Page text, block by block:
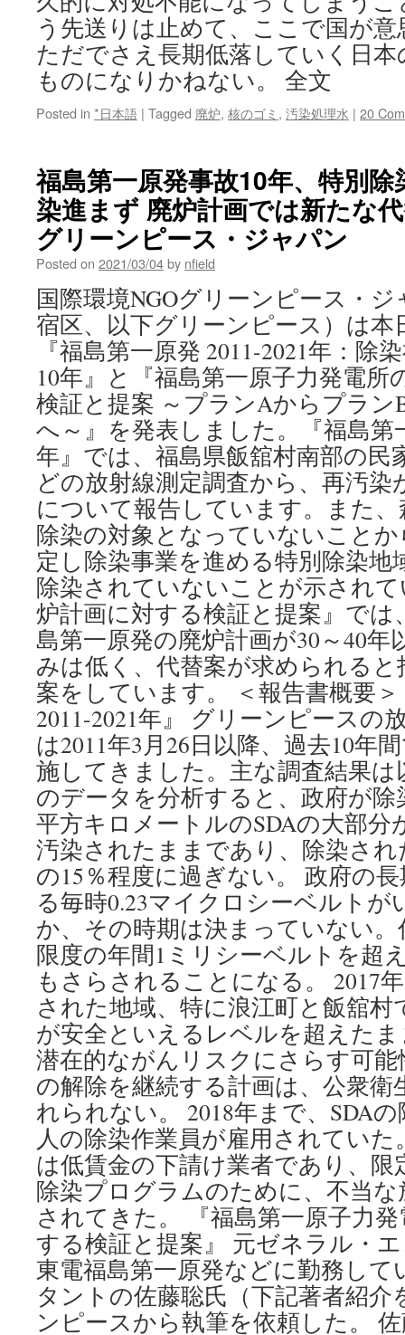
う先送りは止めて、ここで国が
ただでさえ長期低落していく日
ものになりかねない。 全文
Posted in *日本語 | Tagged 廃炉, 核のゴミ , 汚染処理水 | 20
福島第一原発事故10年、特別
染進まず 廃炉計画では新たな
グリーンピース・ジャパン
Posted on 2021/03/04by nfield
国際環境NGOグリーンピース・
宿区、以下グリーンピース）は本
『福島第一原発 2011-2021年：除
10年』と『福島第一原子力発電所
検証と提案 ～プランAからプラン
へ～』を発表しました。『福島第
年』では、福島県飯舘村南部の民
どの放射線測定調査から、再汚
について報告しています。また
除染の対象となっていないこと
定し除染事業を進める特別除染地
除染されていないことが示され
炉計画に対する検証と提案』では
島第一原発の廃炉計画が30～40年
みは低く、代替案が求められる
案をしています。 ＜報告書概要
2011-2021年』 グリーンピースの
は2011年3月26日以降、過去10年
施してきました。主な調査結果は
のデータを分析すると、政府が除
平方キロメートルのSDAの大部分
汚染されたままであり、除染され
の15％程度に過ぎない。 政府の
る毎時0.23マイクロシーベルトが
か、その時期は決まっていない
限度の年間1ミリシーベルトを超
もさらされることになる。 2017
された地域、特に浪江町と飯舘
が安全といえるレベルを超えた
潜在的ながんリスクにさらす可
の解除を継続する計画は、公衆衛
れられない。 2018年まで、SDA
人の除染作業員が雇用されてい
は低賃金の下請け業者であり、
除染プログラムのために、不当
されてきた。 『福島第一原子力
する検証と提案』 元ゼネラル・
東電福島第一原発などに勤務し
タントの佐藤聡氏（下記著者紹介
ンピースから執筆を依頼した。